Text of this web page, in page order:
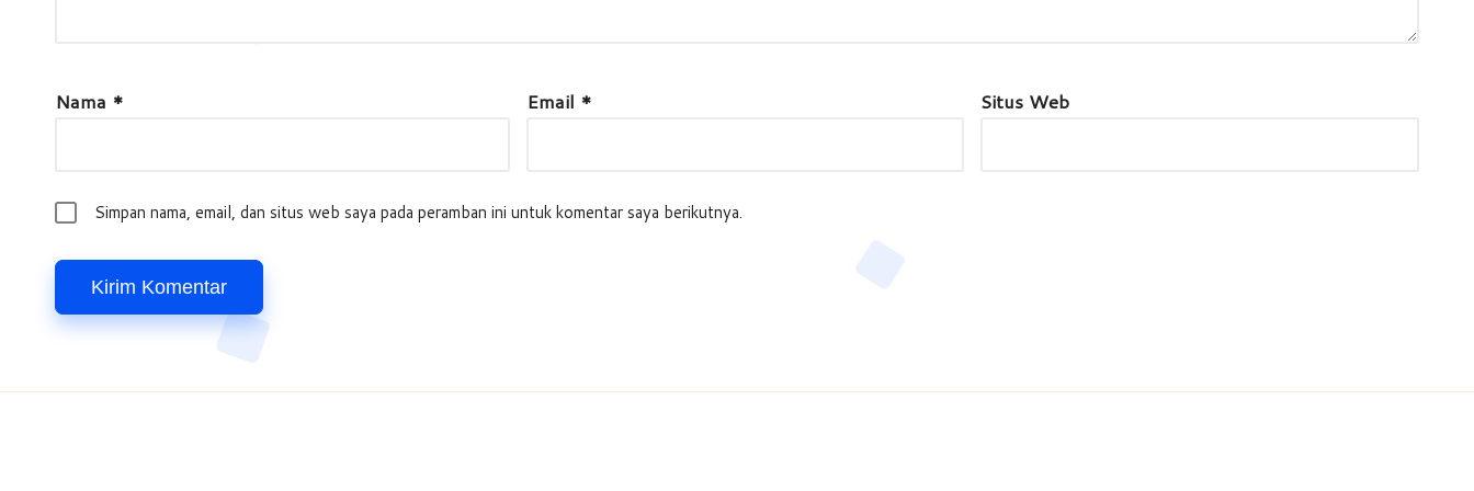
Nama * Email * Situs Web
Simpan nama, email, dan situs web saya pada peramban ini untuk komentar saya berikutnya.